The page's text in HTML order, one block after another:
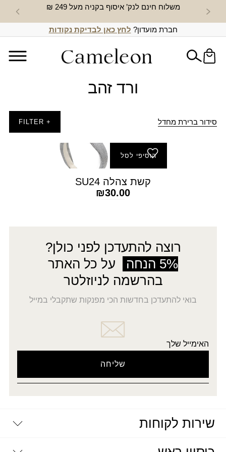
משלוח חינם לנק’ איסוף בקניה מעל 249 ₪ חדש
חברת מועדון? לחץ כאן לבדיקת נקודות
ורד זהב
סידור ברירת מחדל + FILTER
הוסיפי לסל
קשת צהלה SU24
₪30.00
רוצה להתעדכן לפני כולן?
5% הנחה
על כל האתר
בהרשמה לניוזלטר
בואי להתעדכן בחדשות הכי מפנקות שתקבלי במייל
האימייל שלך
שירות לקוחות